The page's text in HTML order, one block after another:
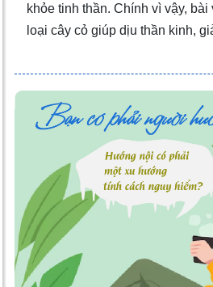
khỏe tinh thần. Chính vì vậy,
loại cây cỏ giúp dịu thần kinh,